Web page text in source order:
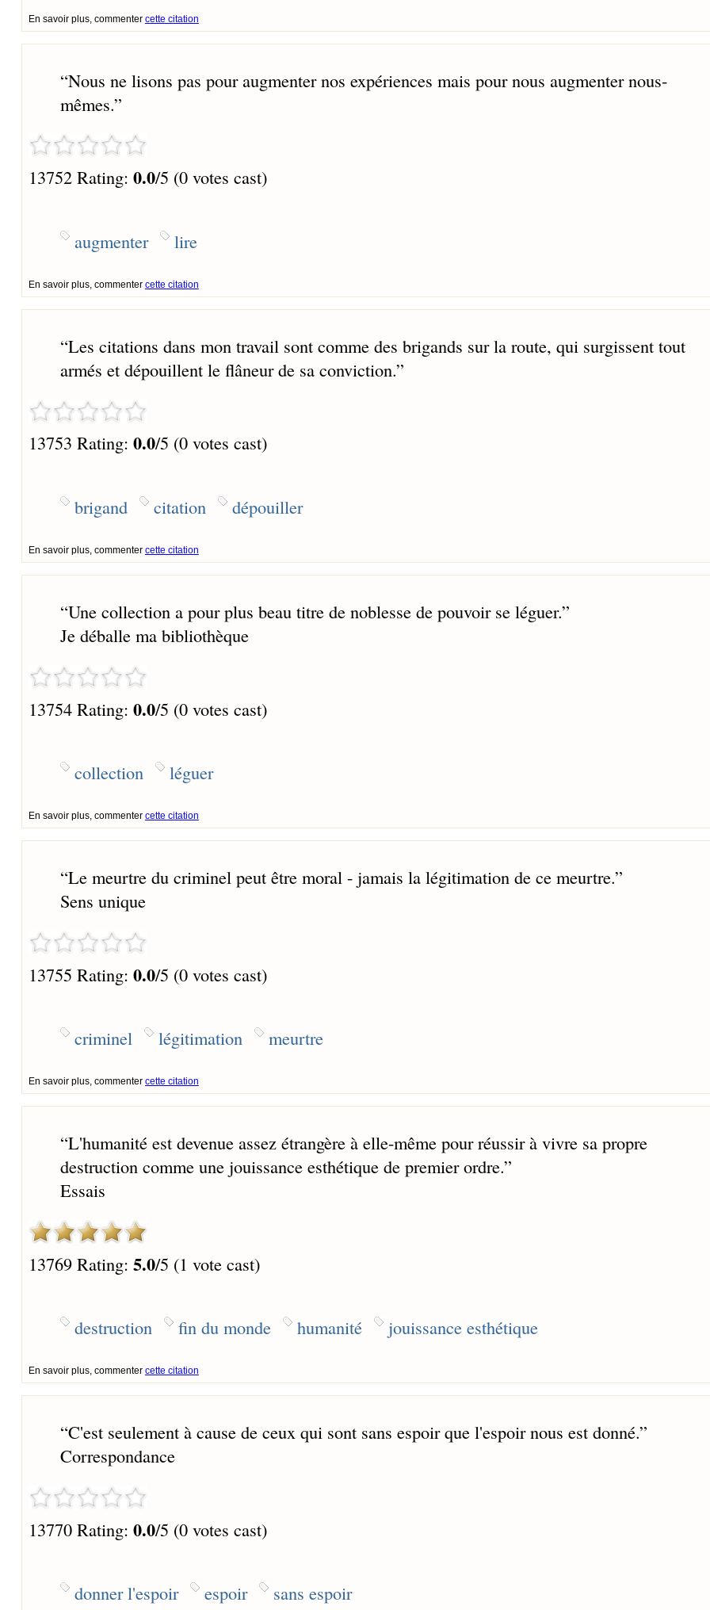
En savoir plus, commenter cette citation
“Nous ne lisons pas pour augmenter nos expériences mais pour nous augmenter nous-
mêmes.”
13752 Rating: 0.0/5 (0 votes cast)
augmenter lire
En savoir plus, commenter cette citation
“Les citations dans mon travail sont comme des brigands sur la route, qui surgissent tout
armés et dépouillent le flâneur de sa conviction.”
13753 Rating: 0.0/5 (0 votes cast)
brigand citation dépouiller
En savoir plus, commenter cette citation
“Une collection a pour plus beau titre de noblesse de pouvoir se léguer.”
Je déballe ma bibliothèque
13754 Rating: 0.0/5 (0 votes cast)
collection léguer
En savoir plus, commenter cette citation
“Le meurtre du criminel peut être moral - jamais la légitimation de ce meurtre.”
Sens unique
13755 Rating: 0.0/5 (0 votes cast)
criminel légitimation meurtre
En savoir plus, commenter cette citation
“L'humanité est devenue assez étrangère à elle-même pour réussir à vivre sa propre
destruction comme une jouissance esthétique de premier ordre.”
Essais
13769 Rating: 5.0/5 (1 vote cast)
destruction fin du monde humanité jouissance esthétique
En savoir plus, commenter cette citation
“C'est seulement à cause de ceux qui sont sans espoir que l'espoir nous est donné.”
Correspondance
13770 Rating: 0.0/5 (0 votes cast)
donner l'espoir espoir sans espoir